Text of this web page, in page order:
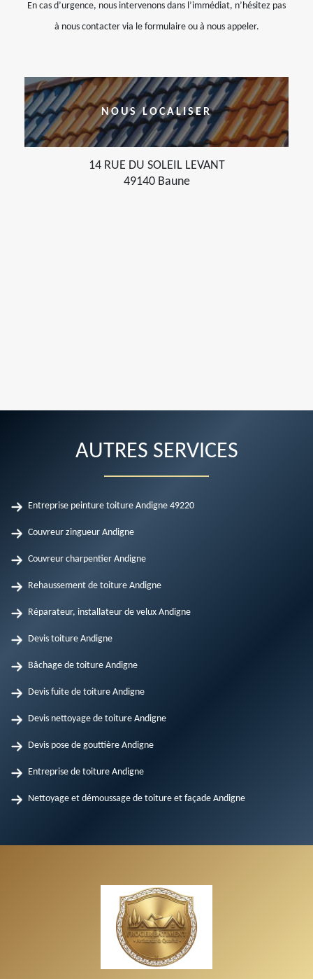
En cas d’urgence, nous intervenons dans l’immédiat, n’hésitez pas
à nous contacter via le formulaire ou à nous appeler.
NOUS LOCALISER
14 RUE DU SOLEIL LEVANT
49140 Baune
AUTRES SERVICES
Entreprise peinture toiture Andigne 49220
Couvreur zingueur Andigne
Couvreur charpentier Andigne
Rehaussement de toiture Andigne
Réparateur, installateur de velux Andigne
Devis toiture Andigne
Bâchage de toiture Andigne
Devis fuite de toiture Andigne
Devis nettoyage de toiture Andigne
Devis pose de gouttière Andigne
Entreprise de toiture Andigne
Nettoyage et démoussage de toiture et façade Andigne